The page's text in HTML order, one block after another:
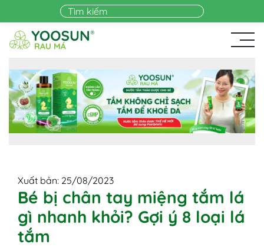
Skip to main content
Xuất bản: 25/08/2023
Bé bị chân tay miệng tắm lá
gì nhanh khỏi? Gợi ý 8 loại lá
tắm